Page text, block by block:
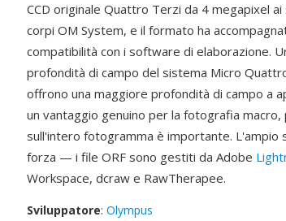
CCD originale Quattro Terzi da 4 megapixel
corpi OM System, e il formato ha
compatibilità con i software di elaborazione.
profondità di campo del sistema Micro
offrono una maggiore profondità di campo a
un vantaggio genuino per la fotografia
sull'intero fotogramma è importante.
forza — i file ORF sono gestiti da Adobe
Workspace, dcraw e RawTherapee.
Sviluppatore: Olympus